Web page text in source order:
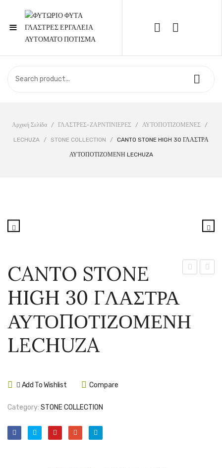
≡
Call Support: 210 6857844
ΣΧΕΤΙΚΆ ΜΕ ΕΜΆΣ
ΕΠΙΚΟΙΝΩΝΊΑ
Αρχική Σελίδα / ΓΛΑΣΤΡΕΣ-ΖΑΡΝΤΙΝΙΕΡΕΣ / ΑΥΤΟΠΟΤΙΖΟΜΕΝΕΣ /
LECHUZA / STONE COLLECTION / CANTO STONE HIGH 30 ΓΛΑΣΤΡΑ
ΑΥΤΟΠΟΤΙΖΟΜΕΝΗ LECHUZA
ΓΛΑΣΤΡΑ
CANTO STONE
HIGH 30 ΓΛΑΣΤΡΑ
ΑΥΤΟΠΟΤΙΖΟΜΕΝΗ
LECHUZA
Add To Wishlist Compare
Category: STONE COLLECTION